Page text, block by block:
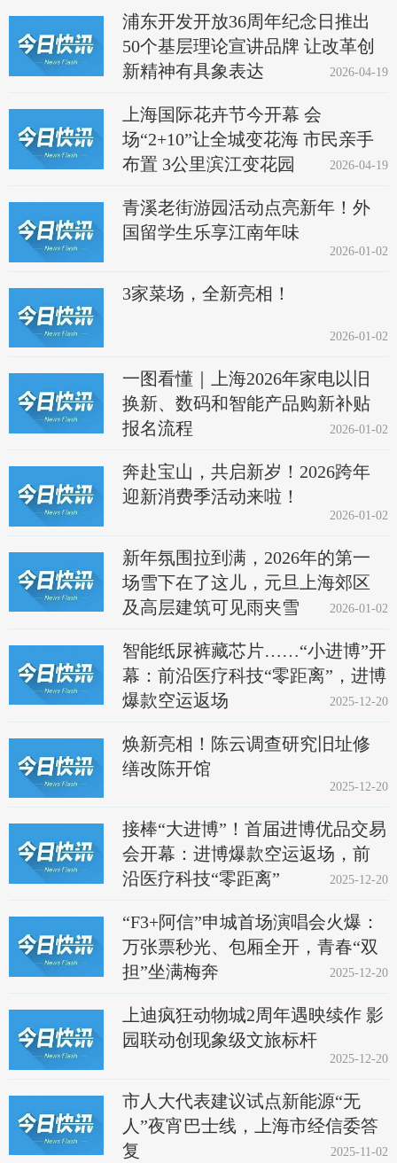
浦东开发开放36周年纪念日推出
50个基层理论宣讲品牌 让改革创
新精神有具象表达
2026-04-19
上海国际花卉节今开幕 会
场“2+10”让全城变花海 市民亲手
布置 3公里滨江变花园
2026-04-19
青溪老街游园活动点亮新年！外
国留学生乐享江南年味
2026-01-02
3家菜场，全新亮相！
2026-01-02
一图看懂｜上海2026年家电以旧
换新、数码和智能产品购新补贴
报名流程
2026-01-02
奔赴宝山，共启新岁！2026跨年
迎新消费季活动来啦！
2026-01-02
新年氛围拉到满，2026年的第一
场雪下在了这儿，元旦上海郊区
及高层建筑可见雨夹雪
2026-01-02
智能纸尿裤藏芯片……“小进博”开
幕：前沿医疗科技“零距离”，进博
爆款空运返场
2025-12-20
焕新亮相！陈云调查研究旧址修
缮改陈开馆
2025-12-20
接棒“大进博”！首届进博优品交易
会开幕：进博爆款空运返场，前
沿医疗科技“零距离”
2025-12-20
“F3+阿信”申城首场演唱会火爆：
万张票秒光、包厢全开，青春“双
担”坐满梅奔
2025-12-20
上迪疯狂动物城2周年遇映续作 影
园联动创现象级文旅标杆
2025-12-20
市人大代表建议试点新能源“无
人”夜宵巴士线，上海市经信委答
复
2025-11-02